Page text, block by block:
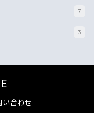
7
3
い合わせ